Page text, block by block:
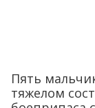
Пять
тяжелом